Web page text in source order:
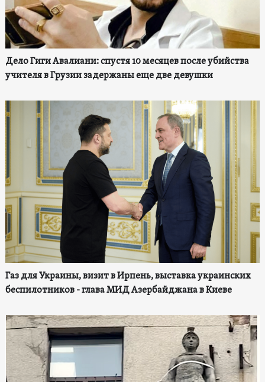
Дело Гиги Авалиани: спустя 10 месяцев после убийства
учителя в Грузии задержаны еще две девушки
Газ для Украины, визит в Ирпень, выставка украинских
беспилотников - глава МИД Азербайджана в Киеве